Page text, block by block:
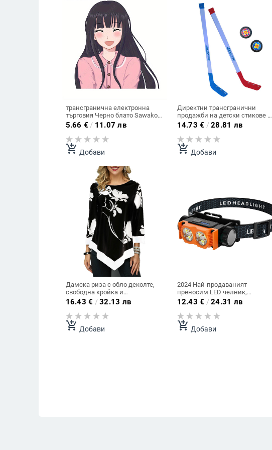
трансгранична електронна
търговия Черно блато Sawako
Лечебна усмивка Аниме герой
Стикери за кола Креативни 2D
декоративни стикери
5.66 € / 11.07 лв
add_shopping_cart Добави
Директни трансгранични
продажби на детски стикове за
хокей на лед за начинаещи,
учебни помагала и стикове за
хокей на пода за начинаещи.
14.73 € /28.81 лв
add_shopping_cart Добави
Дамска риза с обло деколте,
свободна кройка и
неравномерен подгъв, пролет/
есен 2020, Amazon/eBay, уличен
стил
16.43 € /32.13 лв
add_shopping_cart Добави
2024 Най-продаваният
преносим LED челник,
презареждащ се с USB, с дълъг
живот на батерията, челник за
къмпинг на открито
12.43 € /24.31 лв
add_shopping_cart Добави